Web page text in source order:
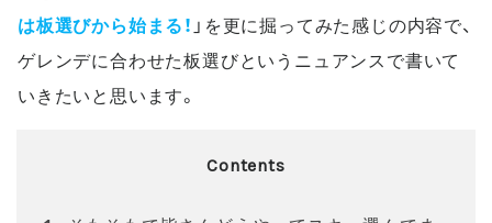
は板選びから始まる！ 」を更に掘ってみた感じの内容で、
ゲレンデに合わせた板選びというニュアンスで書いて
いきたいと思います。
Contents